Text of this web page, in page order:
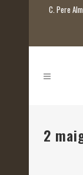
C. Pere
2